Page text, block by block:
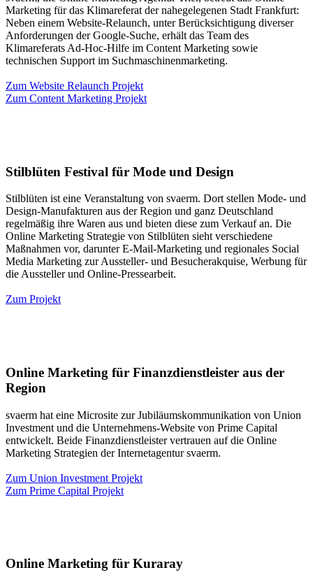
Marketing für das Klimareferat der nahegelegenen Stadt Frankfurt:
Neben einem Website-Relaunch, unter Berücksichtigung diverser
Anforderungen der Google-Suche, erhält das Team des
Klimareferats Ad-Hoc-Hilfe im Content Marketing sowie
technischen Support im Suchmaschinenmarketing.
Zum Website Relaunch Projekt
Zum Content Marketing Projekt
Stilblüten Festival für Mode und Design
Stilblüten ist eine Veranstaltung von svaerm. Dort stellen Mode- und
Design-Manufakturen aus der Region und ganz Deutschland
regelmäßig ihre Waren aus und bieten diese zum Verkauf an. Die
Online Marketing Strategie von Stilblüten sieht verschiedene
Maßnahmen vor, darunter E-Mail-Marketing und regionales Social
Media Marketing zur Aussteller- und Besucherakquise, Werbung für
die Aussteller und Online-Pressearbeit.
Zum Projekt
Online Marketing für Finanzdienstleister aus der
Region
svaerm hat eine Microsite zur Jubiläumskommunikation von Union
Investment und die Unternehmens-Website von Prime Capital
entwickelt. Beide Finanzdienstleister vertrauen auf die Online
Marketing Strategien der Internetagentur svaerm.
Zum Union Investment Projekt
Zum Prime Capital Projekt
Online Marketing für Kuraray